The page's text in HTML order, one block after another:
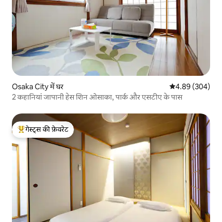
Osaka City में घर औसत रेटिंग 5 में से
4.89 (304)
2 कहानियां जापानी हेस शिन ओसाका, पार्क और एसटीए के पास
गेस्ट्स का टॉप फ़ेवरेट
गेस्ट्स की फ़ेवरेट